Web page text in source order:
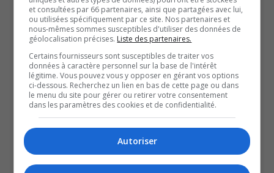
l’hôpital pour y soigner des blessures qui ne mettent pas
sa vie en danger.
La police précise que l’enquête se poursuit et que le
suspect pourrait faire face à des accusations.
À lire aussi :
Opération de sauvetage au parc Moussette, à
Gatineau
Saul Josafat Hernandez porté disparu à Gatineau
Vol de 400 $ d’alcool au Marché Masham, à La Pêche
: Suspect à identifier
et consultées par 66 partenaires, ainsi que partagées avec lui,
ou utilisées spécifiquement par ce site. Nos partenaires et
nous-mêmes sommes susceptibles d'utiliser des données de
géolocalisation précises. Liste des partenaires.
Certains fournisseurs sont susceptibles de traiter vos
données à caractère personnel sur la base de l'intérêt
légitime. Vous pouvez vous y opposer en gérant vos options
ci-dessous. Recherchez un lien en bas de cette page ou dans
le menu du site pour gérer ou retirer votre consentement
dans les paramètres des cookies et de confidentialité.
Autoriser